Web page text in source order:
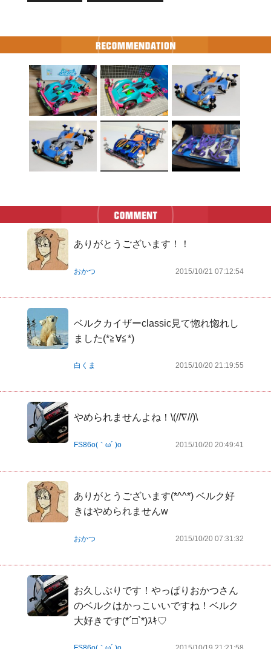
ありがとうございます！！
おかつ 2015/10/21 07:12:54
ベルクカイザーclassic見て惚れ惚れし
ました(*≧∀≦*)
白くま 2015/10/20 21:19:55
やめられませんよね！\(//∇//)\
FS86o(｀ω´ )o 2015/10/20 20:49:41
ありがとうございます(*^^*) ベルク好
きはやめられませんw
おかつ 2015/10/20 07:31:32
お久しぶりです！やっぱりおかつさん
のベルクはかっこいいですね！ベルク
大好きです(*´□`*)ｽｷ♡